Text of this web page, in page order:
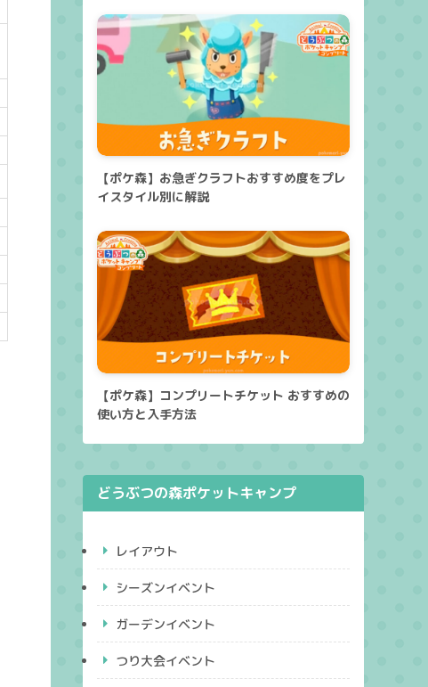
【ポケ森】お急ぎクラフトおすすめ度をプレ
イスタイル別に解説
【ポケ森】コンプリートチケット おすすめの
使い方と入手方法
どうぶつの森ポケットキャンプ
レイアウト
シーズンイベント
ガーデンイベント
つり大会イベント